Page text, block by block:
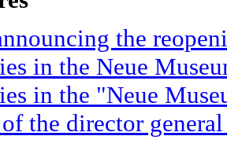
the
in the Neue
in the "Neue
of the director